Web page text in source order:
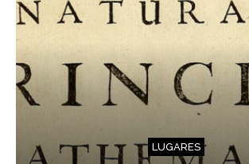
LUGARES